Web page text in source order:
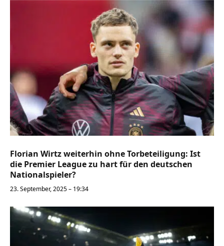
Florian Wirtz weiterhin ohne Torbeteiligung: Ist
die Premier League zu hart für den deutschen
Nationalspieler?
23. September, 2025 – 19:34